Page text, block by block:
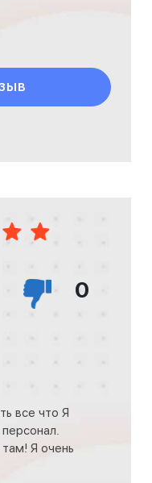
0
все что Я
Я очень